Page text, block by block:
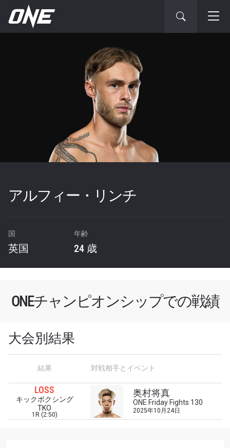
アルフィー・リンチ
国
英国
年齢
24 歳
ONEチャンピオンシップでの戦績
大会別結果
結果 対戦相手とイベント
LOSS
キックボクシング
TKO
1R (2:50)
奥村将真
ONE Friday Fights 130
2025年10月24日
ONEチャンピオンシップとどこでも一緒！ 最新ニ
ュース、特別オファー、ライブイベントの最高の
席をゲットするため今すぐ登録を！
Eメール